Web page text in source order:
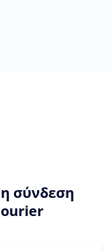
σύνδεση